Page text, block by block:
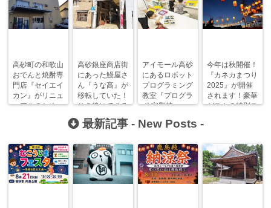
高砂町の和歌山
おでんと焼酎専
門店『セイエイ
カン』がリニュ
ーアルのため一
高砂銀座商店街
にあった鰻屋さ
ん『うな高』が
移転していた！
その後にできる
のは…？？
アイモール高砂
にあるロボット
プログラミング
教室『プログラ
ボ 宝殿校』へ
た！
今年は秋開催！
『カネカまつり
2025』が開催
されます！豪華
ゲストの特別ス
最新記事 - New Posts -